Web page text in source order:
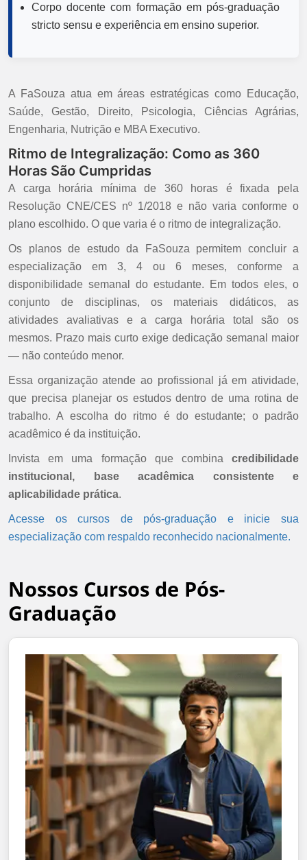
Corpo docente com formação em pós-graduação
stricto sensu e experiência em ensino superior.
A FaSouza atua em áreas estratégicas como Educação,
Saúde, Gestão, Direito, Psicologia, Ciências Agrárias,
Engenharia, Nutrição e MBA Executivo.
Ritmo de Integralização: Como as 360
Horas São Cumpridas
A carga horária mínima de 360 horas é fixada pela
Resolução CNE/CES nº 1/2018 e não varia conforme o
plano escolhido. O que varia é o ritmo de integralização.
Os planos de estudo da FaSouza permitem concluir a
especialização em 3, 4 ou 6 meses, conforme a
disponibilidade semanal do estudante. Em todos eles, o
conjunto de disciplinas, os materiais didáticos, as
atividades avaliativas e a carga horária total são os
mesmos. Prazo mais curto exige dedicação semanal maior
— não conteúdo menor.
Essa organização atende ao profissional já em atividade,
que precisa planejar os estudos dentro de uma rotina de
trabalho. A escolha do ritmo é do estudante; o padrão
acadêmico é da instituição.
Invista em uma formação que combina credibilidade
institucional, base acadêmica consistente e
aplicabilidade prática.
Acesse os cursos de pós-graduação e inicie sua
especialização com respaldo reconhecido nacionalmente.
Nossos Cursos de Pós-
Graduação